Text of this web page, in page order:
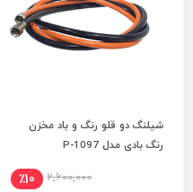
افزودن به سبد خرید
شیلنگ دو قلو رنگ و باد مخزن
رنگ بادی مدل P-1097
2,600,000 ٪10